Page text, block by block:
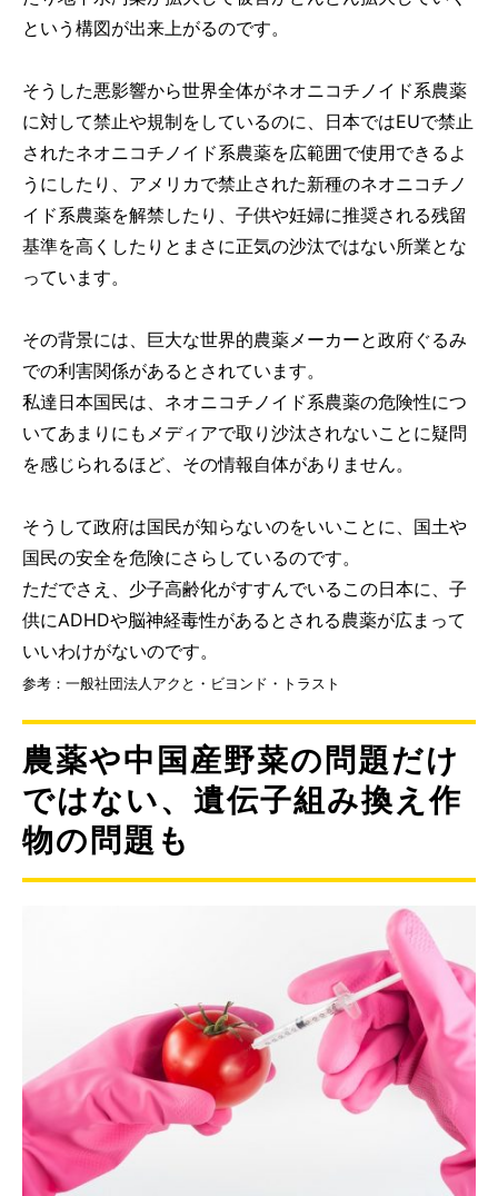
という構図が出来上がるのです。
そうした悪影響から世界全体がネオニコチノイド系農薬
に対して禁止や規制をしているのに、日本ではEUで禁止
されたネオニコチノイド系農薬を広範囲で使用できるよ
うにしたり、アメリカで禁止された新種のネオニコチノ
イド系農薬を解禁したり、子供や妊婦に推奨される残留
基準を高くしたりとまさに正気の沙汰ではない所業とな
っています。
その背景には、巨大な世界的農薬メーカーと政府ぐるみ
での利害関係があるとされています。
私達日本国民は、ネオニコチノイド系農薬の危険性につ
いてあまりにもメディアで取り沙汰されないことに疑問
を感じられるほど、その情報自体がありません。
そうして政府は国民が知らないのをいいことに、国土や
国民の安全を危険にさらしているのです。
ただでさえ、少子高齢化がすすんでいるこの日本に、子
供にADHDや脳神経毒性があるとされる農薬が広まって
いいわけがないのです。
参考：一般社団法人アクと・ビヨンド・トラスト
農薬や中国産野菜の問題だけ
ではない、遺伝子組み換え作
物の問題も